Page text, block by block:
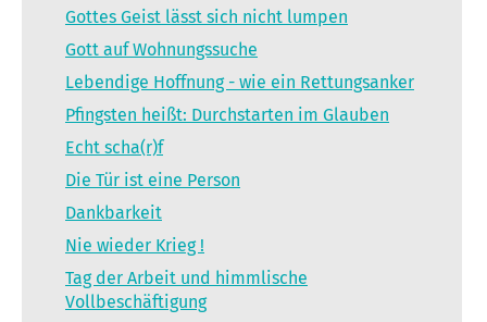
Gottes Geist lässt sich nicht lumpen
Gott auf Wohnungssuche
Lebendige Hoffnung - wie ein Rettungsanker
Pfingsten heißt: Durchstarten im Glauben
Echt scha(r)f
Die Tür ist eine Person
Dankbarkeit
Nie wieder Krieg !
Tag der Arbeit und himmlische
Vollbeschäftigung